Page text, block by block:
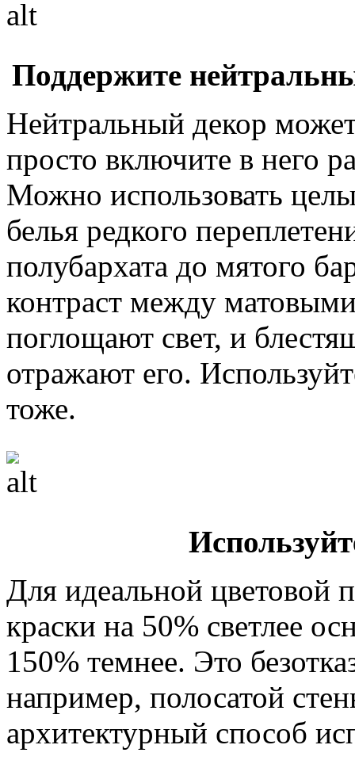
Поддержите
Нейтральный декор
просто включите в него
Можно использовать
белья редкого
полубархата до мятого
контраст между
поглощают свет, и
отражают его.
тоже.
Для идеальной цветовой
краски на 50% светлее
150% темнее. Это
например, полосатой
архитектурный способ